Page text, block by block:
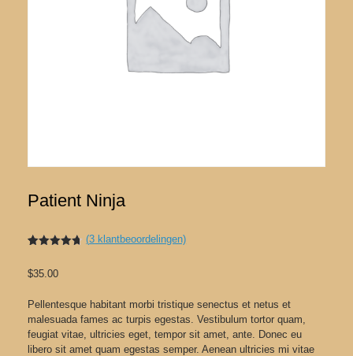
Patient Ninja
gebaseerd
(3 klantbeoordelingen)
$35.00
Pellentesque habitant morbi tristique senectus et netus et
malesuada fames ac turpis egestas. Vestibulum tortor quam,
feugiat vitae, ultricies eget, tempor sit amet, ante. Donec eu
libero sit amet quam egestas semper. Aenean ultricies mi vitae